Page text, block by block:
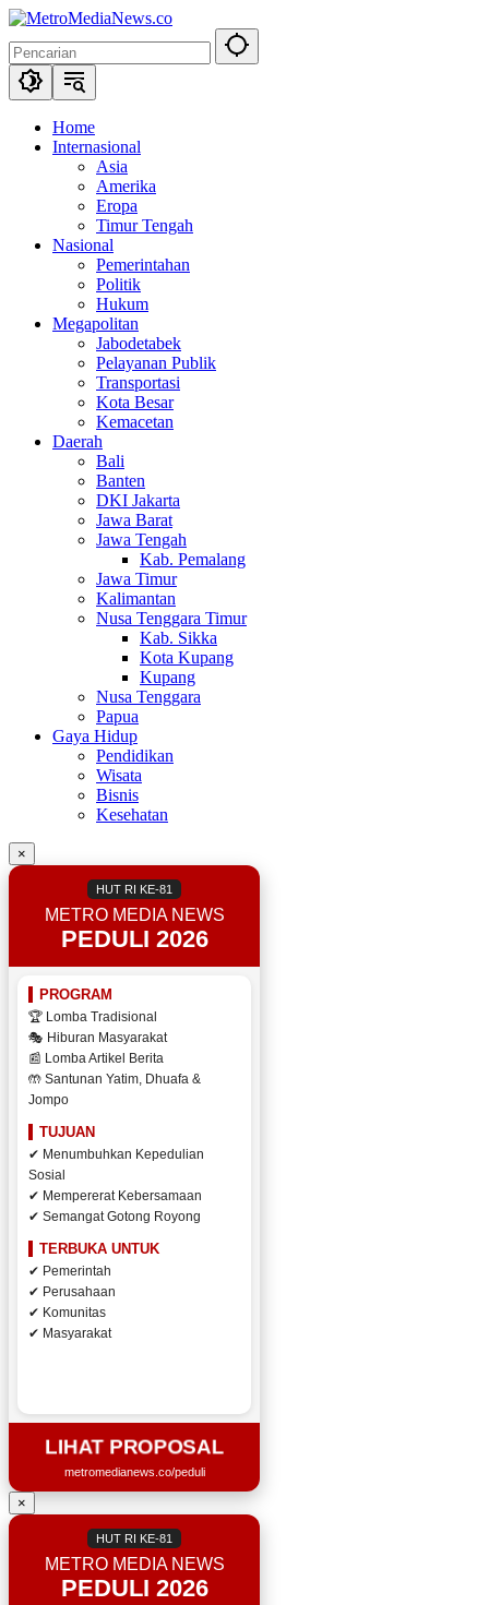
Langsung
konten
Home
Internasional
Asia
Amerika
Eropa
Timur Tengah
Nasional
Pemerintahan
Politik
Hukum
Megapolitan
Jabodetabek
Pelayanan Publik
Transportasi
Kota Besar
Kemacetan
Daerah
Bali
Banten
DKI Jakarta
Jawa Barat
Jawa Tengah
Kab. Pemalang
Jawa Timur
Kalimantan
Nusa Tenggara Timur
Kab. Sikka
Kota Kupang
Kupang
Nusa Tenggara
Papua
Gaya Hidup
Pendidikan
Wisata
Bisnis
Kesehatan
×
HUT RI KE-81
METRO MEDIA NEWS
PEDULI 2026
PROGRAM
🏆 Lomba Tradisional
🎭 Hiburan Masyarakat
📰 Lomba Artikel Berita
🤲 Santunan Yatim, Dhuafa &
Jompo
TUJUAN
✔ Menumbuhkan Kepedulian
Sosial
✔ Mempererat Kebersamaan
✔ Semangat Gotong Royong
TERBUKA UNTUK
✔ Pemerintah
✔ Perusahaan
✔ Komunitas
✔ Masyarakat
LIHAT PROPOSAL
metromedianews.co/peduli
×
HUT RI KE-81
METRO MEDIA NEWS
PEDULI 2026